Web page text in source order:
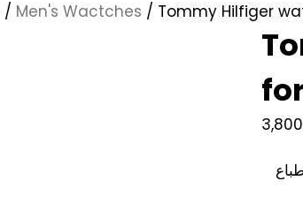
/ Men's Wactches / Tommy Hilfiger